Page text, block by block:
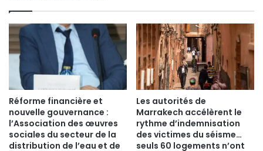
Réforme financière et
nouvelle gouvernance :
l’Association des œuvres
sociales du secteur de la
distribution de l’eau et de
Les autorités de
Marrakech accélèrent le
rythme d’indemnisation
des victimes du séisme…
seuls 60 logements n’ont